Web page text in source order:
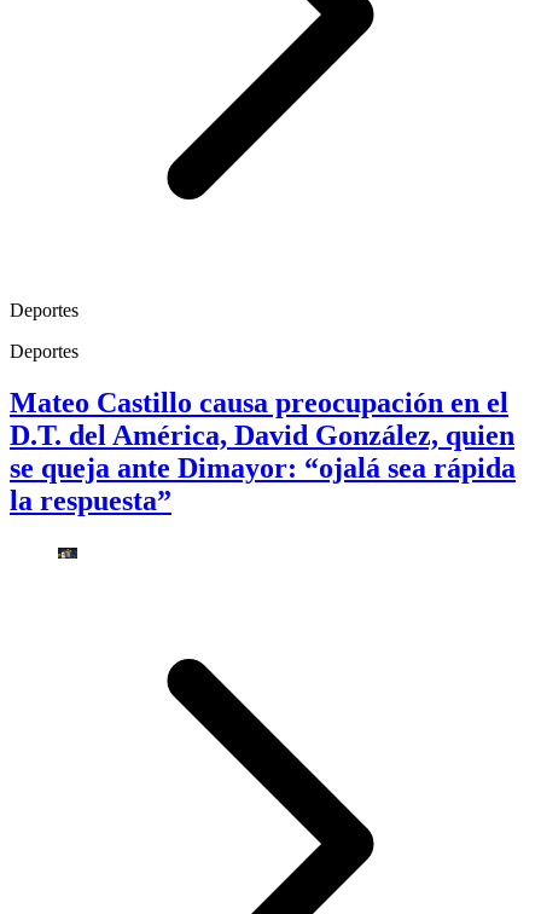
Deportes
Deportes
Mateo Castillo causa preocupación en el
D.T. del América, David González, quien
se queja ante Dimayor: “ojalá sea rápida
la respuesta”